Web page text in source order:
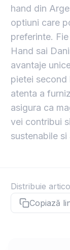
hand din
optiuni care
preferinte.
Hand sai
avantaje
pietei second
atenta a
asigura ca
vei contribui
sustenabile
Distribuie
Copiază